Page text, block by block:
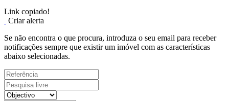
Link copiado!
Criar alerta
Se não encontra o que procura, introduza o seu email para receber
notificações sempre que existir um imóvel com as características
abaixo selecionadas.